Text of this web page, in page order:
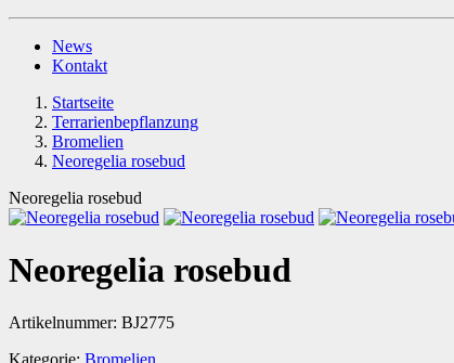
News
Kontakt
Startseite
Terrarienbepflanzung
Bromelien
Neoregelia rosebud
Neoregelia rosebud
Neoregelia rosebud
Artikelnummer: BJ2775